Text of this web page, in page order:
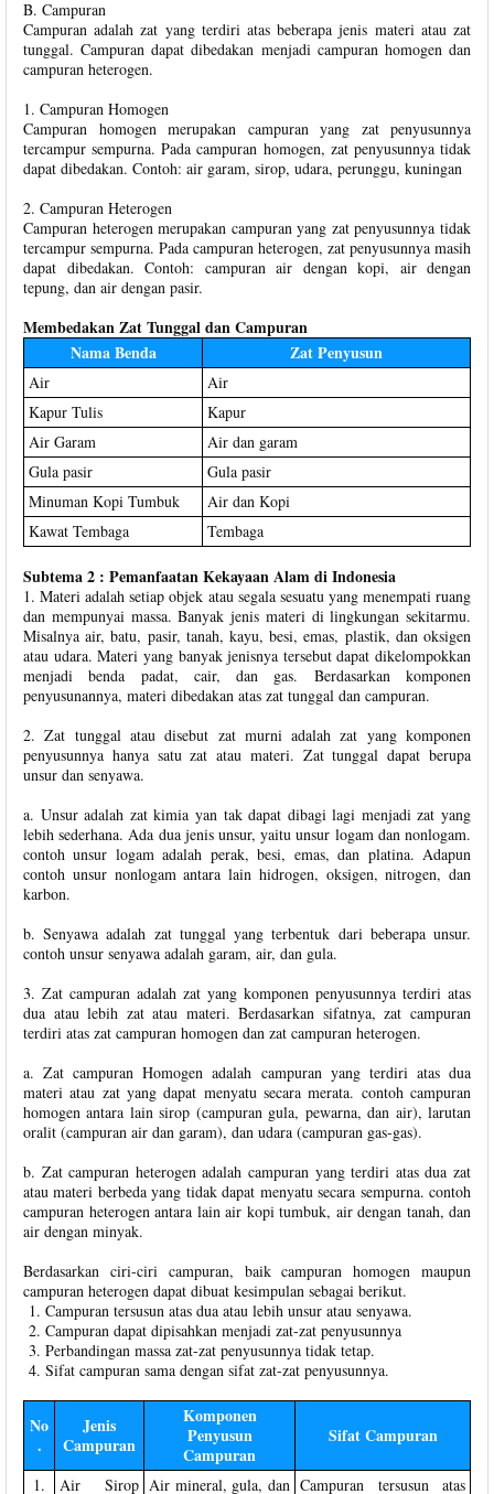
B. Campuran
Campuran adalah zat yang terdiri atas beberapa jenis materi atau zat
tunggal. Campuran dapat dibedakan menjadi campuran homogen dan
campuran heterogen.
1. Campuran Homogen
Campuran homogen merupakan campuran yang zat penyusunnya
tercampur sempurna. Pada campuran homogen, zat penyusunnya tidak
dapat dibedakan. Contoh: air garam, sirop, udara, perunggu, kuningan
2. Campuran Heterogen
Campuran heterogen merupakan campuran yang zat penyusunnya tidak
tercampur sempurna. Pada campuran heterogen, zat penyusunnya masih
dapat dibedakan. Contoh: campuran air dengan kopi, air dengan
tepung, dan air dengan pasir.
Membedakan Zat Tunggal dan Campuran
Nama Benda
Zat Penyusun
Air
Air
Kapur Tulis
Kapur
Air Garam
Air dan garam
Gula pasir
Gula pasir
Minuman Kopi Tumbuk
Air dan Kopi
Kawat Tembaga
Tembaga
Subtema 2 : Pemanfaatan Kekayaan Alam di Indonesia
1. Materi adalah setiap objek atau segala sesuatu yang menempati ruang
dan mempunyai massa. Banyak jenis materi di lingkungan sekitarmu.
Misalnya air, batu, pasir, tanah, kayu, besi, emas, plastik, dan oksigen
atau udara. Materi yang banyak jenisnya tersebut dapat dikelompokkan
menjadi benda padat, cair, dan gas. Berdasarkan komponen
penyusunannya, materi dibedakan atas zat tunggal dan campuran.
2. Zat tunggal atau disebut zat murni adalah zat yang komponen
penyusunnya hanya satu zat atau materi. Zat tunggal dapat berupa
unsur dan senyawa.
a. Unsur adalah zat kimia yan tak dapat dibagi lagi menjadi zat yang
lebih sederhana. Ada dua jenis unsur, yaitu unsur logam dan nonlogam.
contoh unsur logam adalah perak, besi, emas, dan platina. Adapun
contoh unsur nonlogam antara lain hidrogen, oksigen, nitrogen, dan
karbon.
b. Senyawa adalah zat tunggal yang terbentuk dari beberapa unsur.
contoh unsur senyawa adalah garam, air, dan gula.
3. Zat campuran adalah zat yang komponen penyusunnya terdiri atas
dua atau lebih zat atau materi. Berdasarkan sifatnya, zat campuran
terdiri atas zat campuran homogen dan zat campuran heterogen.
a. Zat campuran Homogen adalah campuran yang terdiri atas dua
materi atau zat yang dapat menyatu secara merata. contoh campuran
homogen antara lain sirop (campuran gula, pewarna, dan air), larutan
oralit (campuran air dan garam), dan udara (campuran gas-gas).
b. Zat campuran heterogen adalah campuran yang terdiri atas dua zat
atau materi berbeda yang tidak dapat menyatu secara sempurna. contoh
campuran heterogen antara lain air kopi tumbuk, air dengan tanah, dan
air dengan minyak.
Berdasarkan ciri-ciri campuran, baik campuran homogen maupun
campuran heterogen dapat dibuat kesimpulan sebagai berikut.
Campuran tersusun atas dua atau lebih unsur atau senyawa.
Campuran dapat dipisahkan menjadi zat-zat penyusunnya
Perbandingan massa zat-zat penyusunnya tidak tetap.
Sifat campuran sama dengan sifat zat-zat penyusunnya.
No
.
Jenis
Campuran
Komponen
Penyusun
Campuran
Sifat Campuran
1.
Air Sirop Air mineral, gula, dan Campuran tersusun atas